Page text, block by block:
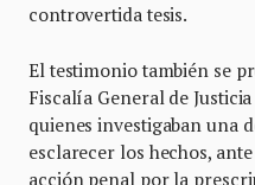
controvertida tesis.
El testimonio también se
Fiscalía General de
quienes investigaban una
esclarecer los hechos,
acción penal por la